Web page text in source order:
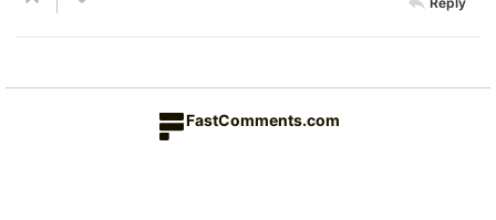
FastComments.com